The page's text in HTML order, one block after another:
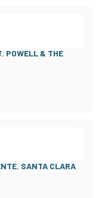
POWELL & THE
SANTA CLARA